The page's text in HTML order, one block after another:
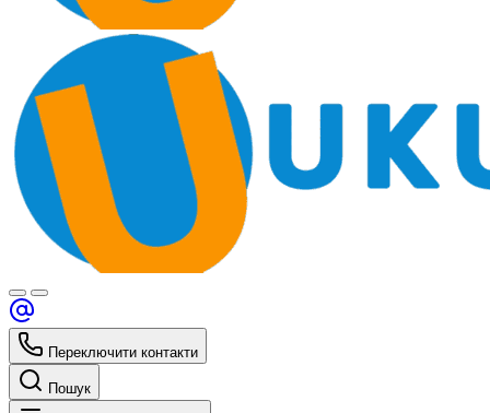
Переключити контакти
Пошук